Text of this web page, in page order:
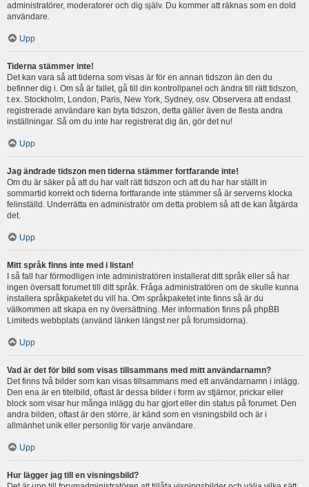
administratörer, moderatorer och dig själv. Du kommer att räknas som en dold
användare.
Upp
Tiderna stämmer inte!
Det kan vara så att tiderna som visas är för en annan tidszon än den du
befinner dig i. Om så är fallet, gå till din kontrollpanel och ändra till rätt tidszon,
t.ex. Stockholm, London, Paris, New York, Sydney, osv. Observera att endast
registrerade användare kan byta tidszon, detta gäller även de flesta andra
inställningar. Så om du inte har registrerat dig än, gör det nu!
Upp
Jag ändrade tidszon men tiderna stämmer fortfarande inte!
Om du är säker på att du har valt rätt tidszon och att du har har ställt in
sommartid korrekt och tiderna fortfarande inte stämmer så är serverns klocka
felinställd. Underrätta en administratör om detta problem så att de kan åtgärda
det.
Upp
Mitt språk finns inte med i listan!
I så fall har förmodligen inte administratören installerat ditt språk eller så har
ingen översatt forumet till ditt språk. Fråga administratören om de skulle kunna
installera språkpaketet du vill ha. Om språkpaketet inte finns så är du
välkommen att skapa en ny översättning. Mer information finns på phpBB
Limiteds webbplats (använd länken längst ner på forumsidorna).
Upp
Vad är det för bild som visas tillsammans med mitt användarnamn?
Det finns två bilder som kan visas tillsammans med ett användarnamn i inlägg.
Den ena är en titelbild, oftast är dessa bilder i form av stjärnor, prickar eller
block som visar hur många inlägg du har gjort eller din status på forumet. Den
andra bilden, oftast är den större, är känd som en visningsbild och är i
allmänhet unik eller personlig för varje användare.
Upp
Hur lägger jag till en visningsbild?